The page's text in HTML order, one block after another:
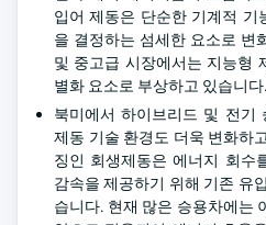
입어 제동은 단순한 기계적 기
을 결정하는 섬세한 요소로 변
및 중고급 시장에서는 지능형
별화 요소로 부상하고 있습니다.
북미에서 하이브리드 및 전기
제동 기술 환경도 더욱 변화하
징인 회생제동은 에너지 회수
감속을 제공하기 위해 기존 유
습니다. 현재 많은 승용차에는